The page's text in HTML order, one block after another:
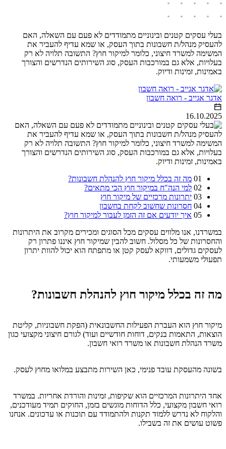
בעלי עסקים קטנים ובינוניים מתמודדים לא פעם עם השאלה, האם
להעסיק מנהל/ת חשבונות בתוך העסק, או שמא עדיף להעביר את
המשימה למשרד חיצוני, כלומר למיקור חוץ? התשובה תלויה לא רק
בעלויות, אלא גם במורכבות העסק, סוג השירותים הנדרשים והצורך
באמינות, זמינות ודיוק.
אדגר אגייב - רואה חשבון
16.10.2025
01 מה זה בכלל מיקור חוץ להנהלת חשבונות?
02 למי הנה"ח במיקור חוץ הכי מתאים?
03 יתרונות מרכזיים של מיקור חוץ
04 חסרונות שחשוב לקחת בחשבון
05 איך יודעים אם זה הזמן לעבור למיקור חוץ?
במשרדנו, אנו מלווים עסקים מכל הסוגים ומכירים מקרוב את היתרונות
והחסרונות של כל מסלול. חשוב להבין שמיקור חוץ איננו פתרון רק
לעסקים גדולים, דווקא לעסק קטן או מתפתח הוא יכול להוות יתרון
תפעולי משמעותי.
מה זה בכלל מיקור חוץ להנהלת חשבונות?
מיקור חוץ הוא העברת הפעילות החשבונאית (הפקת חשבוניות, קליטת
הוצאות, התאמות בנקים, דוחות חודשיים ועוד) לגורם חיצוני מקצועי כגון
משרד הנהלת חשבונות או משרד רואי חשבון.
בשונה מהעסקת עובד פנימי, כאן השירות מתבצע במלואו מחוץ לעסק.
אחד היתרונות המרכזיים הוא שקיפות, זמינות והורדת אחריות. במשרד
רואי חשבון מקצועי, כלל הדוחות מוגשים בזמן, החוקים תמיד מעודכנים,
והלקוח לא נדרש ללמוד תקנות ולהתמודד עם תוכנות או עדכונים. אנחנו
פשוט עושים את זה בשבילו.